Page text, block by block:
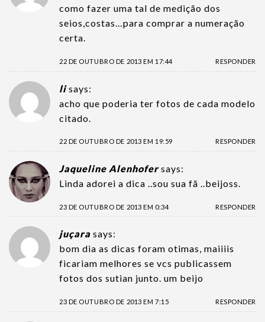
como fazer uma tal de medição dos
seios,costas…para comprar a numeração
certa.
22 DE OUTUBRO DE 2013 EM 17:44 RESPONDER
li says:
acho que poderia ter fotos de cada modelo
citado.
22 DE OUTUBRO DE 2013 EM 19:59 RESPONDER
Jaqueline Alenhofer says:
Linda adorei a dica ..sou sua fã ..beijoss.
23 DE OUTUBRO DE 2013 EM 0:34 RESPONDER
juçara says:
bom dia as dicas foram otimas, maiiiis
ficariam melhores se vcs publicassem
fotos dos sutian junto. um beijo
23 DE OUTUBRO DE 2013 EM 7:15 RESPONDER